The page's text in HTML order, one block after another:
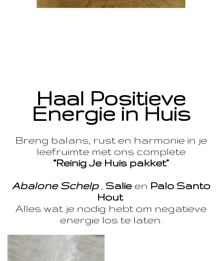
Haal Positieve
Energie in Huis
Breng balans, rust en harmonie in je
leefruimte met ons complete
“Reinig Je Huis pakket”
Abalone Schelp, Salie en Palo Santo
Hout
Alles wat je nodig hebt om negatieve
energie los te laten.